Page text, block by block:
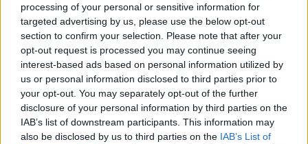
processing of your personal or sensitive information for
targeted advertising by us, please use the below opt-out
section to confirm your selection. Please note that after your
opt-out request is processed you may continue seeing
interest-based ads based on personal information utilized by
us or personal information disclosed to third parties prior to
your opt-out. You may separately opt-out of the further
disclosure of your personal information by third parties on the
IAB’s list of downstream participants. This information may
also be disclosed by us to third parties on the IAB’s List of